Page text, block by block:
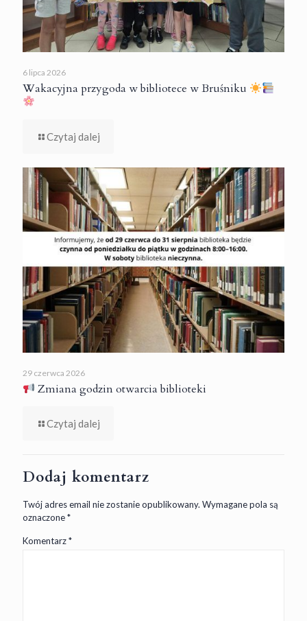
6 lipca 2026
Wakacyjna przygoda w bibliotece w Bruśniku
Czytaj dalej
29 czerwca 2026
Zmiana godzin otwarcia biblioteki
Czytaj dalej
Dodaj komentarz
Twój adres email nie zostanie opublikowany. Wymagane pola są
oznaczone*
Komentarz*